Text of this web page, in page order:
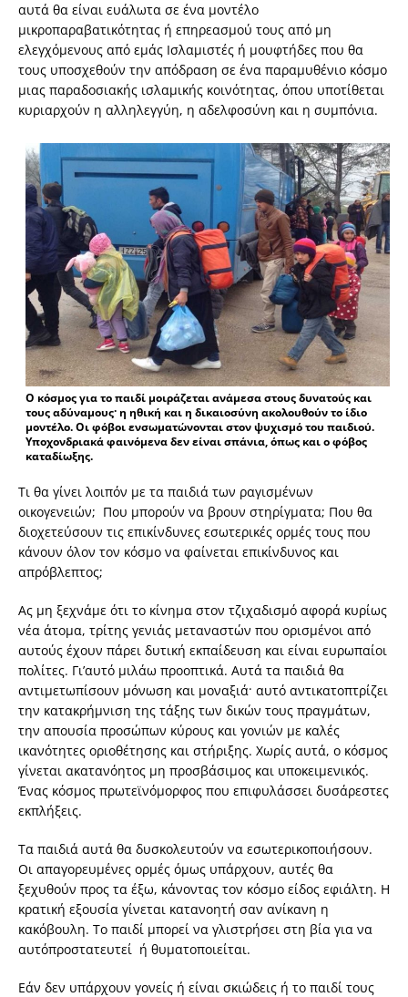
αυτά θα είναι ευάλωτα σε ένα μοντέλο
μικροπαραβατικότητας ή επηρεασμού τους από μη
ελεγχόμενους από εμάς Ισλαμιστές ή μουφτήδες που θα
τους υποσχεθούν την απόδραση σε ένα παραμυθένιο κόσμο
μιας παραδοσιακής ισλαμικής κοινότητας, όπου υποτίθεται
κυριαρχούν η αλληλεγγύη, η αδελφοσύνη και η συμπόνια.
Ο κόσμος για το παιδί μοιράζεται ανάμεσα στους δυνατούς και
τους αδύναμους· η ηθική και η δικαιοσύνη ακολουθούν το ίδιο
μοντέλο. Οι φόβοι ενσωματώνονται στον ψυχισμό του παιδιού.
Υποχονδριακά φαινόμενα δεν είναι σπάνια, όπως και ο φόβος
καταδίωξης.
Τι θα γίνει λοιπόν με τα παιδιά των ραγισμένων
οικογενειών; Που μπορούν να βρουν στηρίγματα; Που θα
διοχετεύσουν τις επικίνδυνες εσωτερικές ορμές τους που
κάνουν όλον τον κόσμο να φαίνεται επικίνδυνος και
απρόβλεπτος;
Ας μη ξεχνάμε ότι το κίνημα στον τζιχαδισμό αφορά κυρίως
νέα άτομα, τρίτης γενιάς μεταναστών που ορισμένοι από
αυτούς έχουν πάρει δυτική εκπαίδευση και είναι ευρωπαίοι
πολίτες. Γι’αυτό μιλάω προοπτικά. Αυτά τα παιδιά θα
αντιμετωπίσουν μόνωση και μοναξιά· αυτό αντικατοπτρίζει
την κατακρήμνιση της τάξης των δικών τους πραγμάτων,
την απουσία προσώπων κύρους και γονιών με καλές
ικανότητες οριοθέτησης και στήριξης. Χωρίς αυτά, ο κόσμος
γίνεται ακατανόητος μη προσβάσιμος και υποκειμενικός.
Ένας κόσμος πρωτεϊνόμορφος που επιφυλάσσει δυσάρεστες
εκπλήξεις.
Τα παιδιά αυτά θα δυσκολευτούν να εσωτερικοποιήσουν.
Οι απαγορευμένες ορμές όμως υπάρχουν, αυτές θα
ξεχυθούν προς τα έξω, κάνοντας τον κόσμο είδος εφιάλτη. Η
κρατική εξουσία γίνεται κατανοητή σαν ανίκανη η
κακόβουλη. Το παιδί μπορεί να γλιστρήσει στη βία για να
αυτόπροστατευτεί ή θυματοποιείται.
Εάν δεν υπάρχουν γονείς ή είναι σκιώδεις ή το παιδί τους